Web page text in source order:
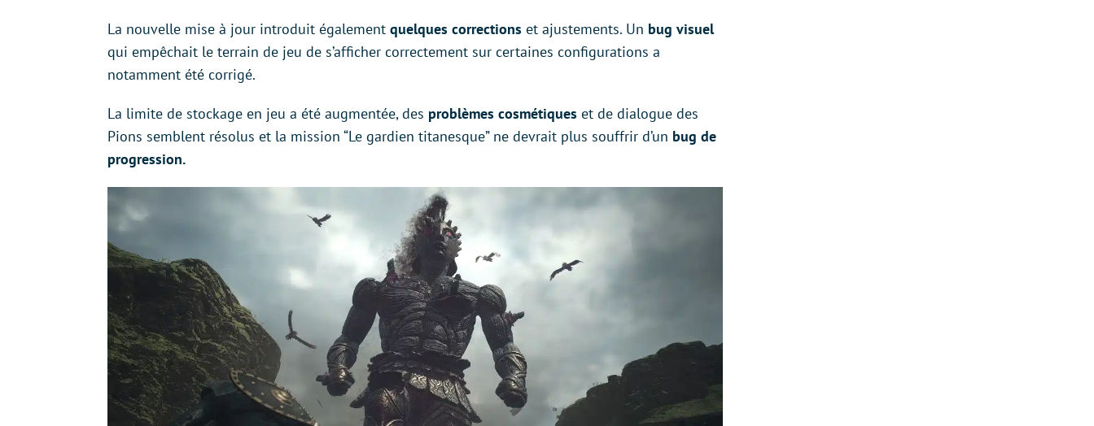
La nouvelle mise à jour introduit également quelques corrections et ajustements. Un bug visuel
qui empêchait le terrain de jeu de s’afficher correctement sur certaines configurations a
notamment été corrigé.
La limite de stockage en jeu a été augmentée, des problèmes cosmétiques et de dialogue des
Pions semblent résolus et la mission “Le gardien titanesque” ne devrait plus souffrir d’un bug de
progression.